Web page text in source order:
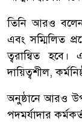
তিনি আরও বলেন
এবং সম্মিলিত
ত্বরান্বিত
দায়িত্বশীল,
অনুষ্ঠানে আরও
পদমর্যাদার